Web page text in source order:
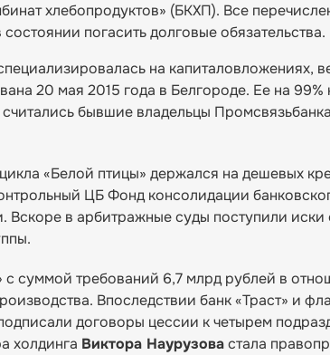
хлебопродуктов» (БКХП). Все
погасить долговые обязательства.
на капиталовложениях,
20 мая 2015 года в Белгороде. Ее на
бывшие владельцы
«Белой птицы» держался на дешевых
ЦБ Фонд консолидации
в арбитражные суды поступили иски
с суммой требований 6,7 млрд рублей в
Впоследствии банк «Траст» и
договоры цессии к четырем
холдинга Виктора Наурузовастала